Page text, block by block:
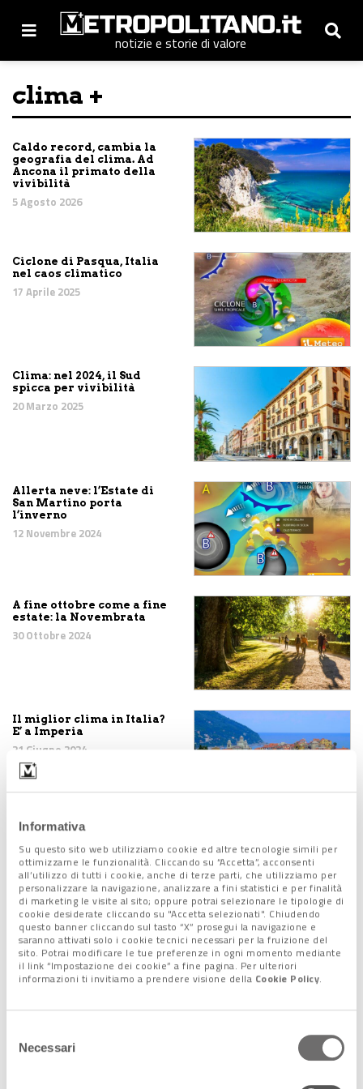
Informativa
Su questo sito web utilizziamo cookie ed altre tecnologie simili per
ottimizzarne le funzionalità. Cliccando su “Accetta”, acconsenti
all’utilizzo di tutti i cookie, anche di terze parti, che utilizziamo per
personalizzare la navigazione, analizzare a fini statistici e per finalità
di marketing le visite al sito; oppure potrai selezionare le tipologie di
cookie desiderate cliccando su "Accetta selezionati". Chiudendo
questo banner cliccando sul tasto “X” prosegui la navigazione e
saranno attivati solo i cookie tecnici necessari per la fruizione del
sito. Potrai modificare le tue preferenze in ogni momento mediante
il link “Impostazione dei cookie” a fine pagina. Per ulteriori
informazioni ti invitiamo a prendere visione della Cookie Policy.
delNecessari
notizie e storie di valore
clima +
Caldo record, cambia la
geografia del clima. Ad
Ancona il primato della
vivibilità
5 Agosto 2026
Ciclone di Pasqua, Italia
nel caos climatico
17 Aprile 2025
Clima: nel 2024, il Sud
spicca per vivibilità
20 Marzo 2025
Allerta neve: l’Estate di
San Martino porta
l’inverno
12 Novembre 2024
A fine ottobre come a fine
estate: la Novembrata
30 Ottobre 2024
Il miglior clima in Italia?
E’ a Imperia
21 Giugno 2024
L’estate 2024 supererà la
2023, la più calda da 2
millenni?
20 Maggio 2024
Progressi contro il
cambiamento climatico
nel doodle di Google per
la Giornata della Terra
secca: colpa dell'acqua